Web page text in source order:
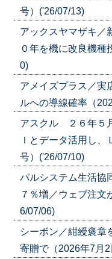
号）('26/07/13)
アックスヤマザキ／
０年を機に改良機種
0)
アメイズプラス／実
ルへの導線確率（
アスクル ２６年５
Ｉとデータ活用し
号）('26/07/10)
パルシステム生活協
７％増／ウェブ注文
6/07/06)
シーボン／紺綬褒章
寄贈で（2026年7月